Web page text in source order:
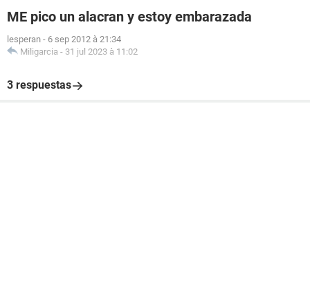
ME pico un alacran y estoy embarazada
lesperan - 6 sep 2012 à 21:34
Miligarcia - 31 jul 2023 à 11:02
3 respuestas